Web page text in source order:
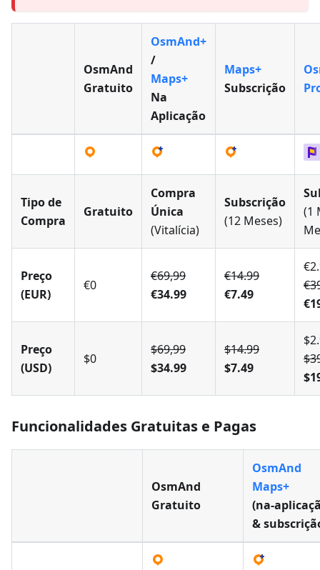
OsmAnd
Gratuito
OsmAnd+
/
Maps+
Na
Aplicação
Maps+
Subscrição
Tipo de
Compra
Gratuito
Compra
Única
(Vitalícia)
Subscrição
(12 Meses)
(1
Preço
(EUR)
€0
€69,99
€34.99
€14.99
€7.49
Preço
(USD)
$0
$69,99
$34.99
$14.99
$7.49
Funcionalidades Gratuitas e Pagas
OsmAnd
Gratuito
OsmAnd
Maps+
&